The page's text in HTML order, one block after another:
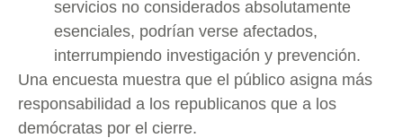
servicios no considerados absolutamente
esenciales, podrían verse afectados,
interrumpiendo investigación y prevención.
Una encuesta muestra que el público asigna más
responsabilidad a los republicanos que a los
demócratas por el cierre.